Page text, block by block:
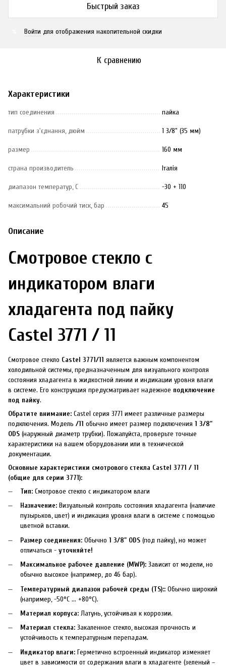
Быстрый заказ
Войти для отображения накопительной скидки
К сравнению
Характеристики
тип соединения пайка
патрубки з'єднання, дюйм 1 3/8" (35 мм)
размер 160 мм
страна производитель Італія
диапазон температур, С -30 + 110
максимальний робочий тиск, бар 45
Описание
Смотровое стекло с
индикатором влаги
хладагента под пайку
Castel 3771 / 11
Смотровое стекло Castel 3771/11 является важным компонентом
холодильной системы, предназначенным для визуального контроля
состояния хладагента в жидкостной линии и индикации уровня влаги
в системе. Его конструкция предусматривает надежное подключение
под пайку.
Обратите внимание: Castel серия 3771 имеет различные размеры
подключения. Модель /11 обычно имеет размер подключения 1 3/8"
ODS (наружный диаметр трубки). Пожалуйста, проверьте точные
характеристики на вашем оборудовании или в технической
документации.
Основные характеристики смотрового стекла Castel 3771 / 11
(общие для серии 3771):
Тип: Смотровое стекло с индикатором влаги
Назначение: Визуальный контроль состояния хладагента (наличие
пузырьков, цвет) и индикация уровня влаги в системе с помощью
цветной вставки.
Размер соединения: Обычно 1 3/8" ODS (под пайку), но может
отличаться - уточняйте!
Максимальное рабочее давление (MWP): Зависит от модели, но
обычно высокое (например, до 46 бар).
Температурный диапазон рабочей среды (TS):: Обычно широкий
(например, -50°C ... +80°C).
Материал корпуса: Латунь, устойчивая к коррозии.
Материал стекла: Закаленное стекло, высокая прочность и
устойчивость к температурным перепадам.
Индикатор влаги: Герметично встроенный индикатор изменяет
цвет в зависимости от содержания влаги в хладагенте (зеленый –